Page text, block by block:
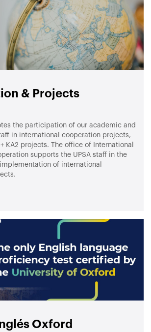
& Projects
the participation of our academic and
in international cooperation projects,
KA2 projects. The office of International
supports the UPSA staff in the
of international
Oxford